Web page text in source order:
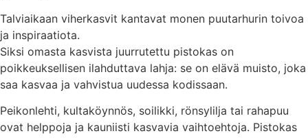
Talviaikaan viherkasvit kantavat monen puutarhurin toivoa
ja inspiraatiota.
Siksi omasta kasvista juurrutettu pistokas on
poikkeuksellisen ilahduttava lahja: se on elävä muisto, joka
saa kasvaa ja vahvistua uudessa kodissaan.
Peikonlehti, kultaköynnös, soilikki, rönsylilja tai rahapuu
ovat helppoja ja kauniisti kasvavia vaihtoehtoja. Pistokas